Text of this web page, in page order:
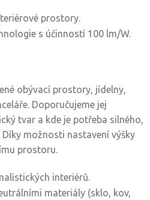
prostory.
s účinností 100 lm/W.
obývací prostory, jídelny,
Doporučujeme jej
tvar a kde je potřeba silného,
možnosti nastavení výšky
prostoru.
interiérů.
materiály (sklo, kov,